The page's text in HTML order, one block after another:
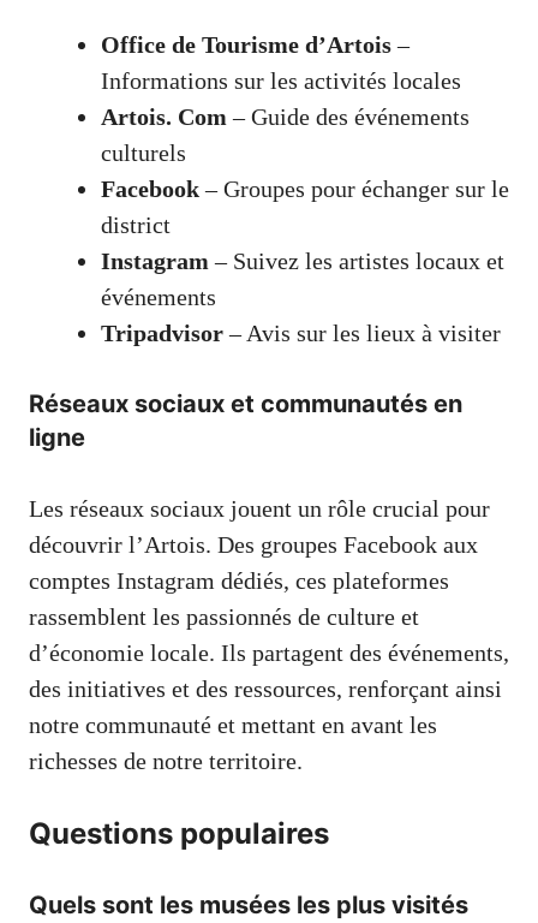
Office de Tourisme d’Artois–
Informations sur les activités locales
Artois. Com – Guide des événements
culturels
Facebook– Groupes pour échanger sur le
district
Instagram – Suivez les artistes locaux et
événements
Tripadvisor– Avis sur les lieux à visiter
Réseaux sociaux et communautés en
ligne
Les réseaux sociaux jouent un rôle crucial pour
découvrir l’Artois. Des groupes Facebook aux
comptes Instagram dédiés, ces plateformes
rassemblent les passionnés de culture et
d’économie locale. Ils partagent des événements,
des initiatives et des ressources, renforçant ainsi
notre communauté et mettant en avant les
richesses de notre territoire.
Questions populaires
Quels sont les musées les plus visités